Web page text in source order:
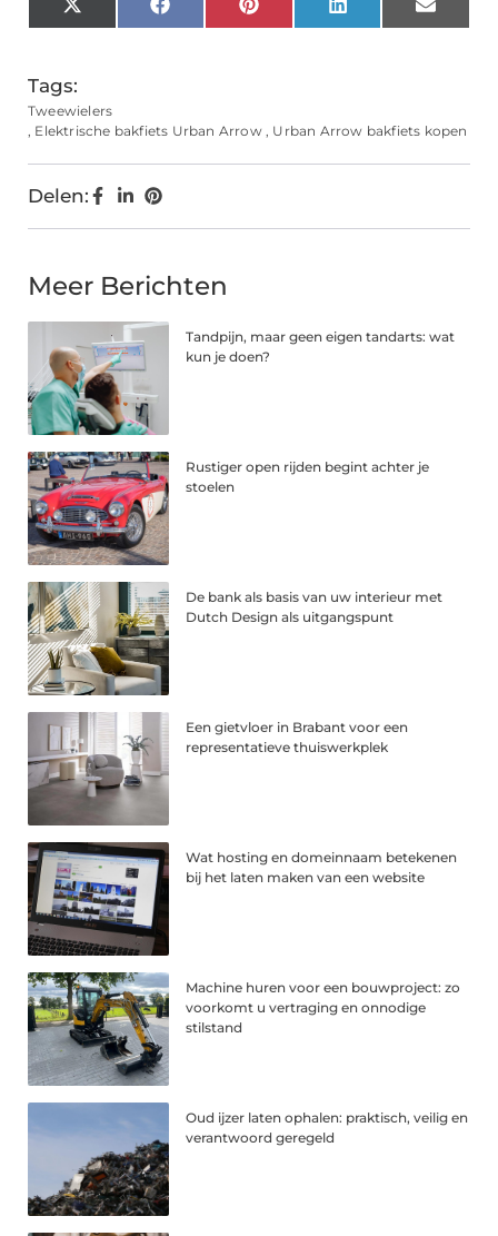
X
(Twitter)
FacebookPinterestLinkedInEmail
Tags:
Tweewielers
, Elektrische bakfiets Urban Arrow, Urban Arrow bakfiets kopen
Delen:
Meer Berichten
Tandpijn, maar geen eigen tandarts: wat
kun je doen?
Rustiger open rijden begint achter je
stoelen
De bank als basis van uw interieur met
Dutch Design als uitgangspunt
Een gietvloer in Brabant voor een
representatieve thuiswerkplek
Wat hosting en domeinnaam betekenen
bij het laten maken van een website
Machine huren voor een bouwproject: zo
voorkomt u vertraging en onnodige
stilstand
Oud ijzer laten ophalen: praktisch, veilig en
verantwoord geregeld